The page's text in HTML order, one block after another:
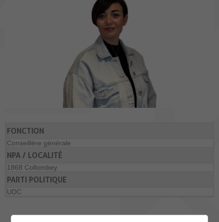
FONCTION
Conseillère générale
NPA / LOCALITÉ
1868 Collombey
PARTI POLITIQUE
UDC